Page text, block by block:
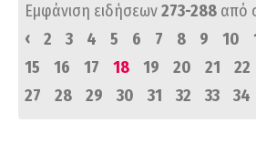
Εμφάνιση ειδήσεων273-288 από
‹
2 3 4 5 6 7 8 9 10
15
16 17 18 19 20 21 22
27
28 29 30 31 32 33 34